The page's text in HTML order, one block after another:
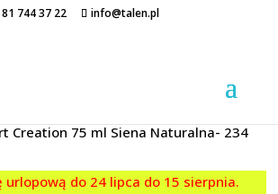
81 744 37 22 info@talen.pl
Creation 75 ml Siena Naturalna- 234
urlopową do 24 lipca do 15 sierpnia.